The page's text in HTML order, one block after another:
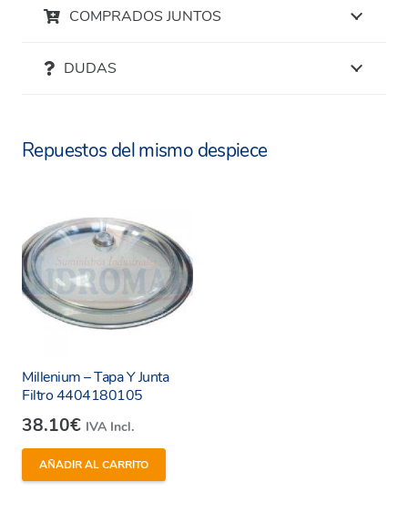
FILTRO CANTABRIC 750 – 15784
FILTRO CANTABRICO D. 500 – 600 – 15782-
COMPRADOS JUNTOS
DUDAS
Repuestos del mismo despiece
Millenium – Tapa Y Junta
Filtro 4404180105
38.10€ IVA Incl.
AÑADIR AL CARRITO